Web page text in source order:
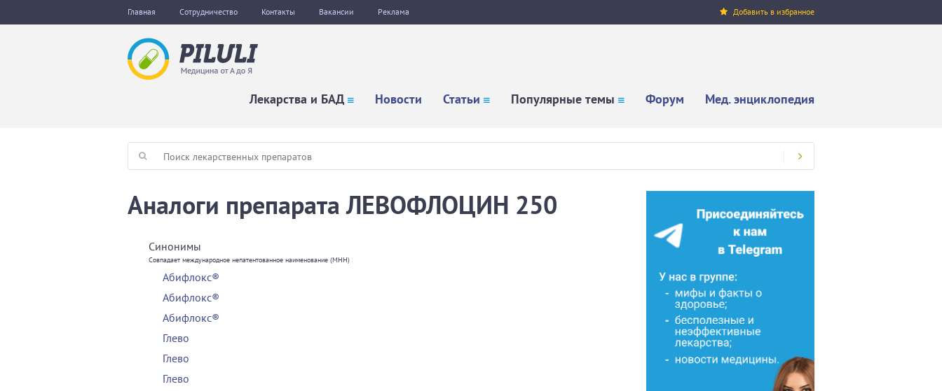
Главная Сотрудничество Контакты Вакансии Реклама Добавить в избранное
Лекарства и БАД Новости Статьи Популярные темы Форум Мед. энциклопедия
Аналоги препарата ЛЕВОФЛОЦИН 250
Синонимы
Совпадает международное непатентованное наименование (МНН)
Абифлокс®
Абифлокс®
Абифлокс®
Глево
Глево
Глево